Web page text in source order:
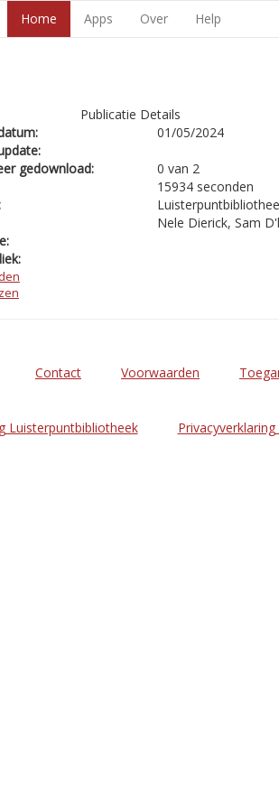
Home Apps Over Help
Publicatie Details
01/05/2024
gedownload:
0 van 2
15934 seconden
Nele Dierick, Sam
Contact Voorwaarden
Luisterpuntbibliotheek